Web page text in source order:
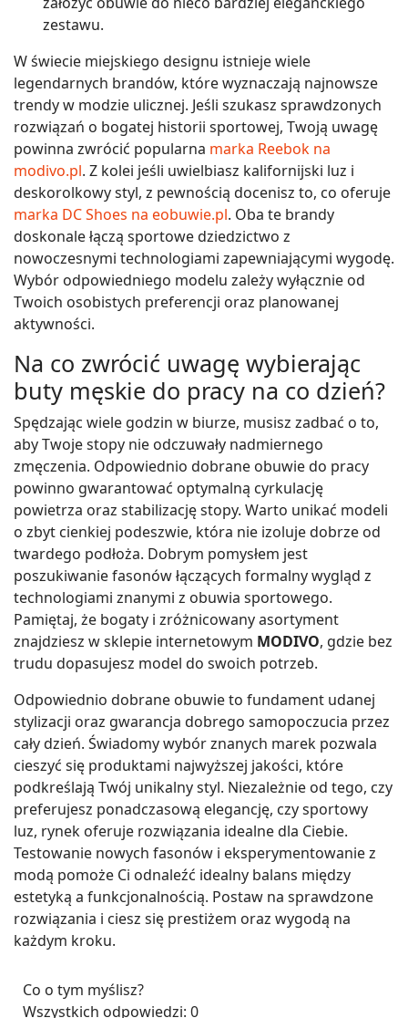
zestawu.
W świecie miejskiego designu istnieje wiele
legendarnych brandów, które wyznaczają najnowsze
trendy w modzie ulicznej. Jeśli szukasz sprawdzonych
rozwiązań o bogatej historii sportowej, Twoją uwagę
powinna zwrócić popularna marka Reebok na
modivo.pl. Z kolei jeśli uwielbiasz kalifornijski luz i
deskorolkowy styl, z pewnością docenisz to, co oferuje
marka DC Shoes na eobuwie.pl. Oba te brandy
doskonale łączą sportowe dziedzictwo z
nowoczesnymi technologiami zapewniającymi wygodę.
Wybór odpowiedniego modelu zależy wyłącznie od
Twoich osobistych preferencji oraz planowanej
aktywności.
Na co zwrócić uwagę wybierając
buty męskie do pracy na co dzień?
Spędzając wiele godzin w biurze, musisz zadbać o to,
aby Twoje stopy nie odczuwały nadmiernego
zmęczenia. Odpowiednio dobrane obuwie do pracy
powinno gwarantować optymalną cyrkulację
powietrza oraz stabilizację stopy. Warto unikać modeli
o zbyt cienkiej podeszwie, która nie izoluje dobrze od
twardego podłoża. Dobrym pomysłem jest
poszukiwanie fasonów łączących formalny wygląd z
technologiami znanymi z obuwia sportowego.
Pamiętaj, że bogaty i zróżnicowany asortyment
znajdziesz w sklepie internetowym MODIVO, gdzie bez
trudu dopasujesz model do swoich potrzeb.
Odpowiednio dobrane obuwie to fundament udanej
stylizacji oraz gwarancja dobrego samopoczucia przez
cały dzień. Świadomy wybór znanych marek pozwala
cieszyć się produktami najwyższej jakości, które
podkreślają Twój unikalny styl. Niezależnie od tego, czy
preferujesz ponadczasową elegancję, czy sportowy
luz, rynek oferuje rozwiązania idealne dla Ciebie.
Testowanie nowych fasonów i eksperymentowanie z
modą pomoże Ci odnaleźć idealny balans między
estetyką a funkcjonalnością. Postaw na sprawdzone
rozwiązania i ciesz się prestiżem oraz wygodą na
każdym kroku.
Co o tym myślisz?
Wszystkich odpowiedzi: 0